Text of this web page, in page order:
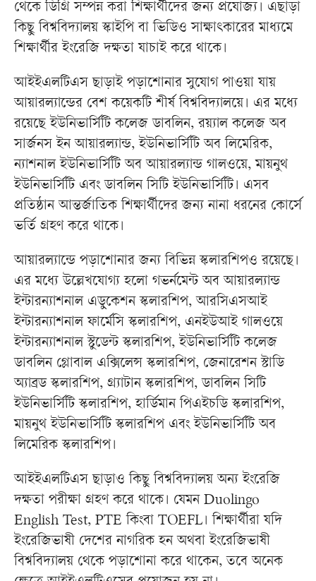
থেকে ডিগ্রি সম্পন্ন করা শিক্ষার্থীদের জন্য প্রযোজ্য। এছাড়া
কিছু বিশ্ববিদ্যালয় স্কাইপি বা ভিডিও সাক্ষাৎকারের মাধ্যমে
শিক্ষার্থীর ইংরেজি দক্ষতা যাচাই করে থাকে।
আইইএলটিএস ছাড়াই পড়াশোনার সুযোগ পাওয়া যায়
আয়ারল্যান্ডের বেশ কয়েকটি শীর্ষ বিশ্ববিদ্যালয়ে। এর মধ্যে
রয়েছে ইউনিভার্সিটি কলেজ ডাবলিন, রয়্যাল কলেজ অব
সার্জনস ইন আয়ারল্যান্ড, ইউনিভার্সিটি অব লিমেরিক,
ন্যাশনাল ইউনিভার্সিটি অব আয়ারল্যান্ড গালওয়ে, মায়নুথ
ইউনিভার্সিটি এবং ডাবলিন সিটি ইউনিভার্সিটি। এসব
প্রতিষ্ঠান আন্তর্জাতিক শিক্ষার্থীদের জন্য নানা ধরনের কোর্সে
ভর্তি গ্রহণ করে থাকে।
আয়ারল্যান্ডে পড়াশোনার জন্য বিভিন্ন স্কলারশিপও রয়েছে।
এর মধ্যে উল্লেখযোগ্য হলো গভর্নমেন্ট অব আয়ারল্যান্ড
ইন্টারন্যাশনাল এডুকেশন স্কলারশিপ, আরসিএসআই
ইন্টারন্যাশনাল ফার্মেসি স্কলারশিপ, এনইউআই গালওয়ে
ইন্টারন্যাশনাল স্টুডেন্ট স্কলারশিপ, ইউনিভার্সিটি কলেজ
ডাবলিন গ্লোবাল এক্সিলেন্স স্কলারশিপ, জেনারেশন স্টাডি
অ্যাব্রড স্কলারশিপ, গ্র্যাটান স্কলারশিপ, ডাবলিন সিটি
ইউনিভার্সিটি স্কলারশিপ, হার্ডিমান পিএইচডি স্কলারশিপ,
মায়নুথ ইউনিভার্সিটি স্কলারশিপ এবং ইউনিভার্সিটি অব
লিমেরিক স্কলারশিপ।
আইইএলটিএস ছাড়াও কিছু বিশ্ববিদ্যালয় অন্য ইংরেজি
দক্ষতা পরীক্ষা গ্রহণ করে থাকে। যেমন Duolingo
English Test, PTE কিংবা TOEFL। শিক্ষার্থীরা যদি
ইংরেজিভাষী দেশের নাগরিক হন অথবা ইংরেজিভাষী
বিশ্ববিদ্যালয় থেকে পড়াশোনা করে থাকেন, তবে অনেক